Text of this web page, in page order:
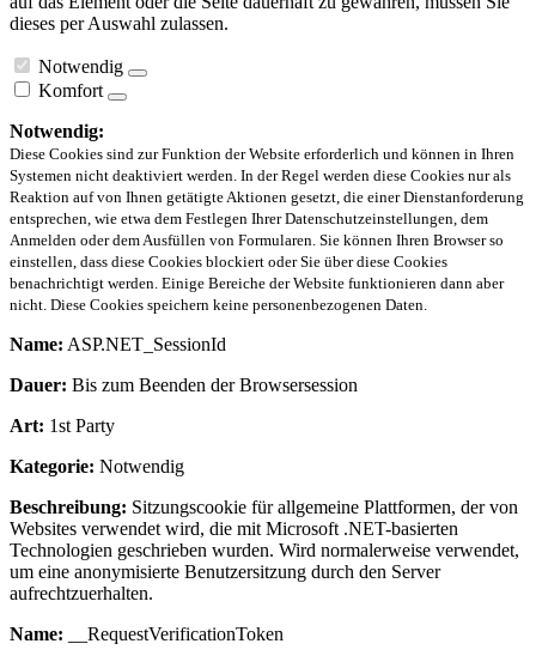
dieses per Auswahl zulassen.
Notwendig
Komfort
Notwendig:
Diese Cookies sind zur Funktion der Website erforderlich und können in Ihren
Systemen nicht deaktiviert werden. In der Regel werden diese Cookies nur als
Reaktion auf von Ihnen getätigte Aktionen gesetzt, die einer Dienstanforderung
entsprechen, wie etwa dem Festlegen Ihrer Datenschutzeinstellungen, dem
Anmelden oder dem Ausfüllen von Formularen. Sie können Ihren Browser so
einstellen, dass diese Cookies blockiert oder Sie über diese Cookies
benachrichtigt werden. Einige Bereiche der Website funktionieren dann aber
nicht. Diese Cookies speichern keine personenbezogenen Daten.
Name: ASP.NET_SessionId
Dauer: Bis zum Beenden der Browsersession
Art: 1st Party
Kategorie: Notwendig
Beschreibung: Sitzungscookie für allgemeine Plattformen, der von
Websites verwendet wird, die mit Microsoft .NET-basierten
Technologien geschrieben wurden. Wird normalerweise verwendet,
um eine anonymisierte Benutzersitzung durch den Server
aufrechtzuerhalten.
Name: __RequestVerificationToken